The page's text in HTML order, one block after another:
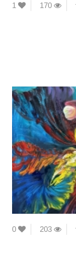
1 170
0 203